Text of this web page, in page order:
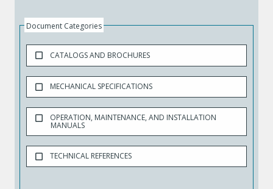
Document Categories
CATALOGS AND BROCHURES
MECHANICAL SPECIFICATIONS
OPERATION, MAINTENANCE, AND INSTALLATION
MANUALS
TECHNICAL REFERENCES